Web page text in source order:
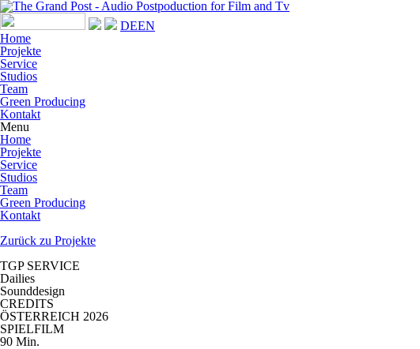
DEEN
Home
Projekte
Service
Studios
Team
Green Producing
Kontakt
Menu
Home
Projekte
Service
Studios
Team
Green Producing
Kontakt
Zurück zu Projekte
TGP SERVICE
Dailies
Sounddesign
CREDITS
ÖSTERREICH 2026
SPIELFILM
90 Min.